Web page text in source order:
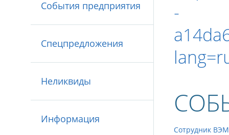
События предприятия
Спецпредложения
Неликвиды
Информация
-
Сотрудник